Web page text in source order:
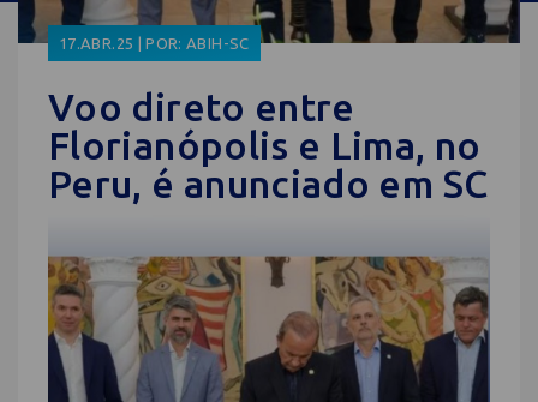
17.ABR.25 | POR: ABIH-SC
Voo direto entre
Florianópolis e Lima, no
Peru, é anunciado em SC